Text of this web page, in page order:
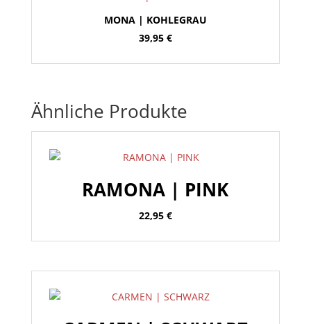
MONA | KOHLEGRAU
39,95 €
Ähnliche Produkte
RAMONA | PINK
22,95 €